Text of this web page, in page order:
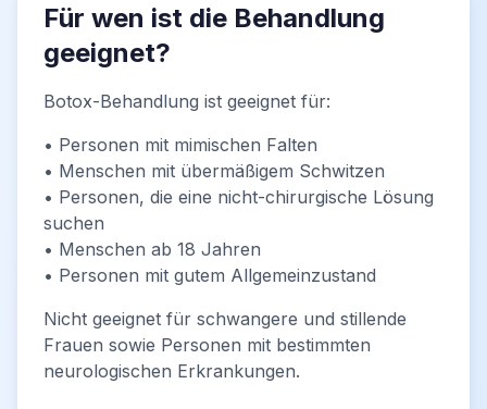
Für wen ist die Behandlung
geeignet?
Botox-Behandlung ist geeignet für:
• Personen mit mimischen Falten
• Menschen mit übermäßigem Schwitzen
• Personen, die eine nicht-chirurgische Lösung
suchen
• Menschen ab 18 Jahren
• Personen mit gutem Allgemeinzustand
Nicht geeignet für schwangere und stillende
Frauen sowie Personen mit bestimmten
neurologischen Erkrankungen.